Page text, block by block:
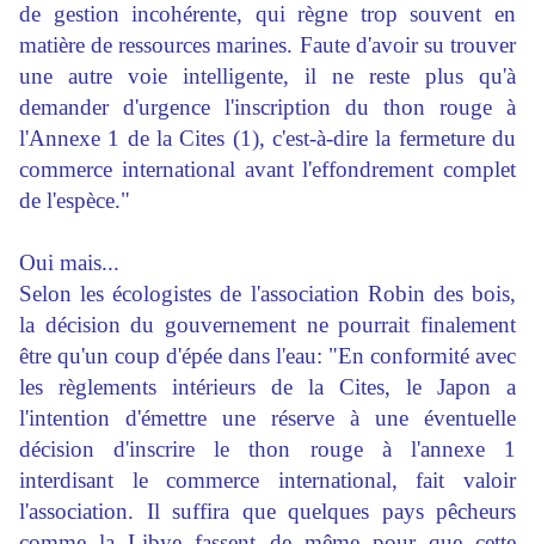
de gestion incohérente, qui règne trop souvent en
matière de ressources marines. Faute d'avoir su trouver
une autre voie intelligente, il ne reste plus qu'à
demander d'urgence l'inscription du thon rouge à
l'Annexe 1 de la Cites (1), c'est-à-dire la fermeture du
commerce international avant l'effondrement complet
de l'espèce."
Oui mais...
Selon les écologistes de l'association Robin des bois,
la décision du gouvernement ne pourrait finalement
être qu'un coup d'épée dans l'eau: "En conformité avec
les règlements intérieurs de la Cites, le Japon a
l'intention d'émettre une réserve à une éventuelle
décision d'inscrire le thon rouge à l'annexe 1
interdisant le commerce international, fait valoir
l'association. Il suffira que quelques pays pêcheurs